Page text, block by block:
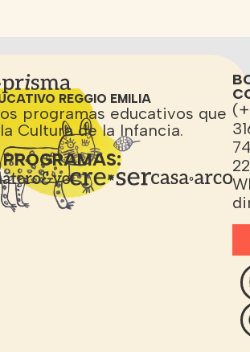
REGGIO EMILIA
programas educativos que
Cultura de la Infancia.
PROGRAMAS: